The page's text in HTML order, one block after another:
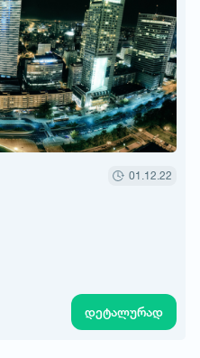
01.12.22
დეტალურად